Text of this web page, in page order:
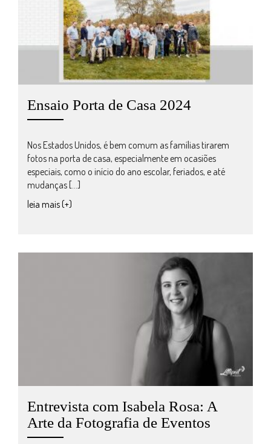
Ensaio Porta de Casa 2024
Nos Estados Unidos, é bem comum as famílias tirarem
fotos na porta de casa, especialmente em ocasiões
especiais, como o início do ano escolar, feriados, e até
mudanças […]
leia mais (+)
Entrevista com Isabela Rosa: A
Arte da Fotografia de Eventos